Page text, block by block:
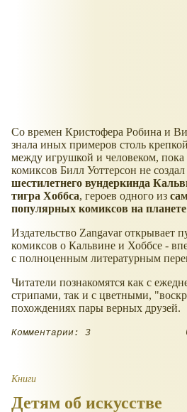
Со времен Кристофера Робина и
знала иных примеров столь
между игрушкой и человеком,
комиксов Билл Уоттерсон не создал
шестилетнего вундеркинда
тигра Хоббса, героев одного из
популярных комиксов на планете
Издательство Zangavar открывает
комиксов о Кальвине и Хоббсе -
с полноценным литературным
Читатели познакомятся как с
стрипами, так и с цветными,
похождениях пары верных друзей.
Комментарии: 3
Книги
Детям об искусстве